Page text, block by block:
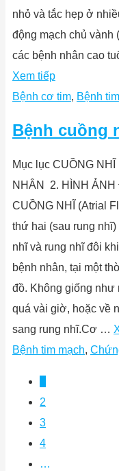
nhỏ và tắc hẹp ở
động mạch chủ vành
các bệnh nhân cao
Xem tiếp
Bệnh cơ tim, Bệnh
Bệnh cuồng
Mục lục CUỒNG
NHÂN 2. HÌNH ẢNH
CUỒNG NHĨ (Atrial
thứ hai (sau rung
nhĩ và rung nhĩ đôi
bệnh nhân, tại một
đồ. Không giống như
quá vài giờ, hoặc về
sang rung nhĩ.Cơ …
Bệnh tim mạch,
2
3
4
…